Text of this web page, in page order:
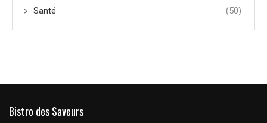
Santé (50)
Bistro des Saveurs